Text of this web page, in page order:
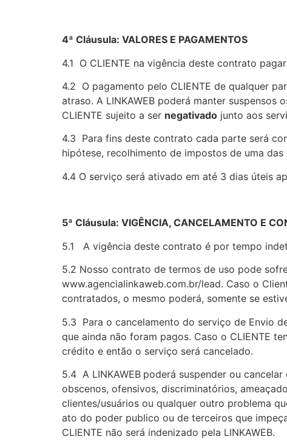
4ª Cláusula: VALORES E PAGAMENTOS
4.1 O CLIENTE na vigência deste contrato
4.2 O pagamento pelo CLIENTE de qualquer
atraso. A LINKAWEB poderá manter
CLIENTE sujeito a ser negativado junto aos
4.3 Para fins deste contrato cada parte será
hipótese, recolhimento de impostos de uma
4.4 O serviço será ativado em até 3 dias úteis
5ª Cláusula: VIGÊNCIA, CANCELAMENTO E
5.1 A vigência deste contrato é por tempo
5.2 Nosso contrato de termos de uso pode
www.agencialinkaweb.com.br/lead. Caso o
contratados, o mesmo poderá, somente se
5.3 Para o cancelamento do serviço de Envio
que ainda não foram pagos. Caso o CLIENTE
crédito e então o serviço será cancelado.
5.4 A LINKAWEB poderá suspender ou
obscenos, ofensivos, discriminatórios,
clientes/usuários ou qualquer outro problema
ato do poder publico ou de terceiros que
CLIENTE não será indenizado pela LINKAWEB.